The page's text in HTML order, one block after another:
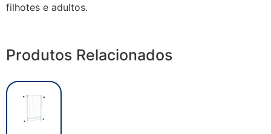
filhotes e adultos.
Produtos Relacionados